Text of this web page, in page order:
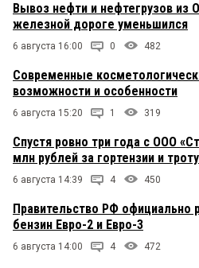
Вывоз нефти и нефтегрузов из
железной дороге уменьшился
6 августа 16:00 0 482
Современные
возможности и особенности
6 августа 15:20 1 319
Спустя ровно три года с ООО
млн рублей за гортензии и
6 августа 14:39 4 450
Правительство РФ официально
бензин Евро-2 и Евро-3
6 августа 14:00 4 472